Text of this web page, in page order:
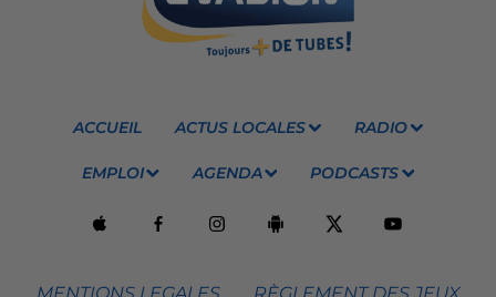
ACCUEIL ACTUS LOCALES RADIO
EMPLOI AGENDA PODCASTS